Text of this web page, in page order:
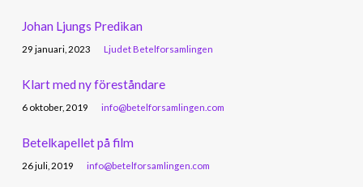
Johan Ljungs Predikan
29 januari, 2023 Ljudet Betelforsamlingen
Klart med ny föreståndare
6 oktober, 2019 info@betelforsamlingen.com
Betelkapellet på film
26 juli, 2019 info@betelforsamlingen.com